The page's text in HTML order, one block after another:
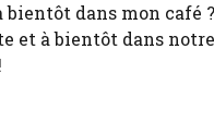
bientôt dans mon café
et à bientôt dans